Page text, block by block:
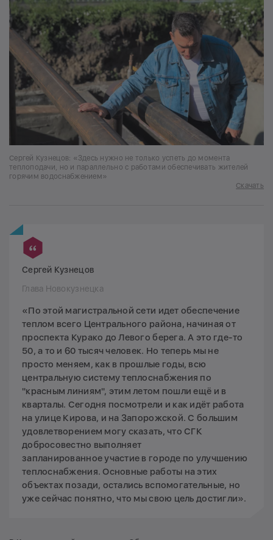
Сергей Кузнецов: «Здесь нужно не только успеть до момента
теплоподачи, но и параллельно с работами обеспечивать жителей
горячим водоснабжением»
Скачать
Сергей Кузнецов
Глава Новокузнецка
«По этой магистральной сети идет обеспечение
теплом всего Центрального района, начиная от
проспекта Курако до Левого берега. А это где-то
50, а то и 60 тысяч человек. Но теперь мы не
просто меняем, как в прошлые годы, всю
центральную систему теплоснабжения по
"красным линиям", этим летом пошли ещё и в
кварталы. Сегодня посмотрели и как идёт работа
на улице Кирова, и на Запорожской. С большим
удовлетворением могу сказать, что СГК
добросовестно выполняет
запланированное участие в городе по улучшению
теплоснабжения. Основные работы на этих
объектах позади, остались вспомогательные, но
уже сейчас понятно, что мы свою цель достигли».